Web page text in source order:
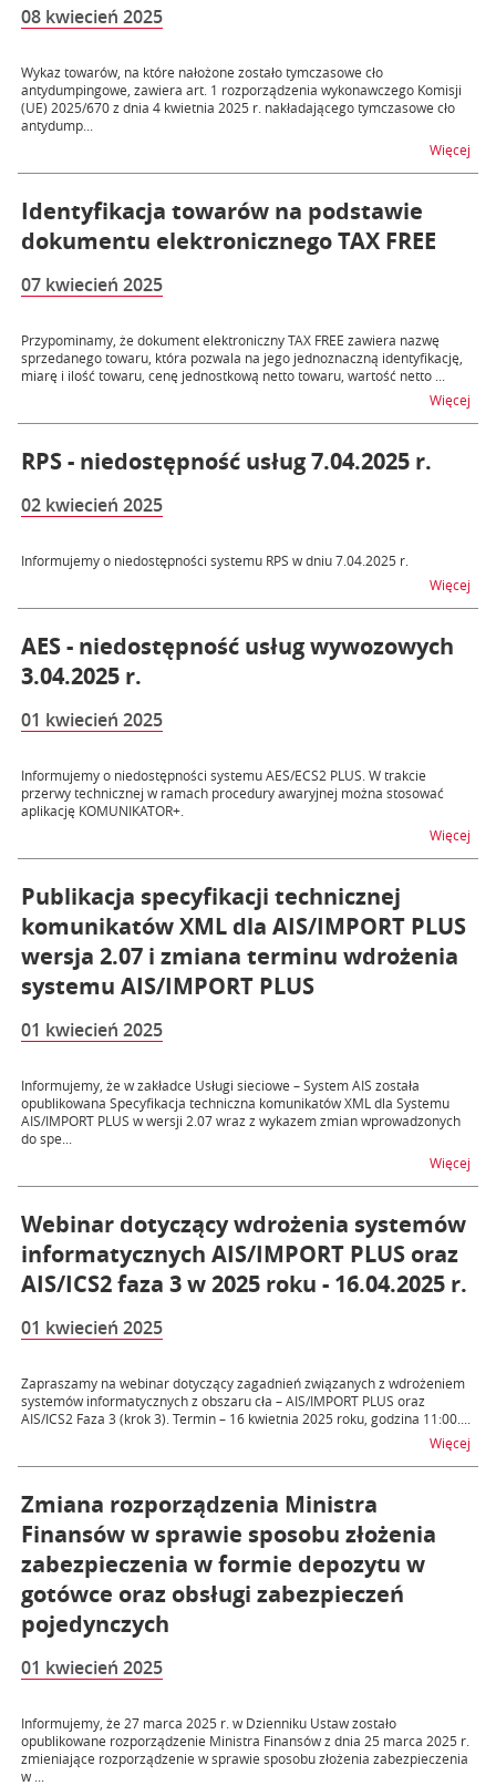
08 kwiecień 2025
Wykaz towarów, na które nałożone zostało tymczasowe cło
antydumpingowe, zawiera art. 1 rozporządzenia wykonawczego Komisji
(UE) 2025/670 z dnia 4 kwietnia 2025 r. nakładającego tymczasowe cło
antydump...
Więcej
Identyfikacja towarów na podstawie
dokumentu elektronicznego TAX FREE
07 kwiecień 2025
Przypominamy, że dokument elektroniczny TAX FREE zawiera nazwę
sprzedanego towaru, która pozwala na jego jednoznaczną identyfikację,
miarę i ilość towaru, cenę jednostkową netto towaru, wartość netto ...
Więcej
RPS - niedostępność usług 7.04.2025 r.
02 kwiecień 2025
Informujemy o niedostępności systemu RPS w dniu 7.04.2025 r.
Więcej
AES - niedostępność usług wywozowych
3.04.2025 r.
01 kwiecień 2025
Informujemy o niedostępności systemu AES/ECS2 PLUS. W trakcie
przerwy technicznej w ramach procedury awaryjnej można stosować
aplikację KOMUNIKATOR+.
Więcej
Publikacja specyfikacji technicznej
komunikatów XML dla AIS/IMPORT PLUS
wersja 2.07 i zmiana terminu wdrożenia
systemu AIS/IMPORT PLUS
01 kwiecień 2025
Informujemy, że w zakładce Usługi sieciowe – System AIS została
opublikowana Specyfikacja techniczna komunikatów XML dla Systemu
AIS/IMPORT PLUS w wersji 2.07 wraz z wykazem zmian wprowadzonych
do spe...
Więcej
Webinar dotyczący wdrożenia systemów
informatycznych AIS/IMPORT PLUS oraz
AIS/ICS2 faza 3 w 2025 roku - 16.04.2025 r.
01 kwiecień 2025
Zapraszamy na webinar dotyczący zagadnień związanych z wdrożeniem
systemów informatycznych z obszaru cła – AIS/IMPORT PLUS oraz
AIS/ICS2 Faza 3 (krok 3). Termin – 16 kwietnia 2025 roku, godzina 11:00....
Więcej
Zmiana rozporządzenia Ministra
Finansów w sprawie sposobu złożenia
zabezpieczenia w formie depozytu w
gotówce oraz obsługi zabezpieczeń
pojedynczych
01 kwiecień 2025
Informujemy, że 27 marca 2025 r. w Dzienniku Ustaw zostało
opublikowane rozporządzenie Ministra Finansów z dnia 25 marca 2025 r.
zmieniające rozporządzenie w sprawie sposobu złożenia zabezpieczenia
w ...